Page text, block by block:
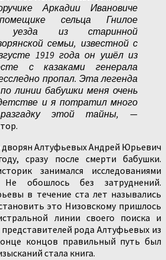
Аркадии Ивановиче
сельца Гнилое
уезда из старинной
семьи, известной с
1919 года он ушёл из
с казаками генерала
пропал. Эта легенда
линии бабушки меня очень
и я потратил много
этой тайны, —
Алтуфьевых Андрей Юрьевич
сразу после смерти бабушки.
занимался исследованиями
Не обошлось без затруднений.
в течение ста лет назывались
это Низовскому пришлось
линии своего поиска и
рода Алтуфьевых из
концов правильный путь был
стала книга.